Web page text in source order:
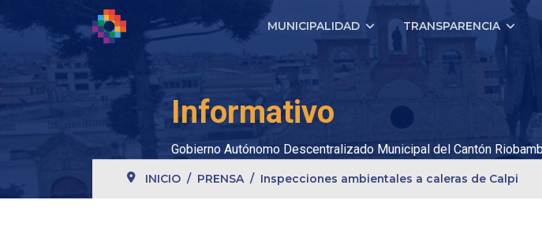
MUNICIPALIDAD TRANSPARENCIA
Informativo
Gobierno Autónomo Descentralizado Municipal del Cantón
INICIO PRENSA Inspecciones ambientales a caleras de Calpi